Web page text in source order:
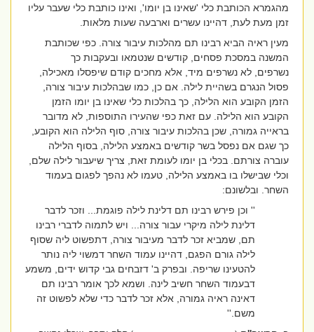
מהגמרא הכותבת כלי 'שאינו בן יומו', ואינו כותבת כלי שעבר עליו
זמן מעת לעת, דהיינו עשרים וארבעה שעות מלאות.
מעין ראיה הביא רבינו תם מהלכות עיבור צורה. כפי שכותבת
המשנה במסכת פסחים, קודשים שנטמאו ובעקבות כך
נשרפים,לא נשרפים מיד, אלא מחכים קודם שיפסלו מאכילה,
פסול הנגרם בשהיית לילה. אם כן, כמו שבהלכות עיבור צורה,
הזמן הקובע הוא הלילה, כך בהלכות כלי שאינו בן יומו הזמן
הקובע הוא הלילה. עם זאת כפי שהעירו התוספות, לא מדובר
בראייה גמורה, שכן בהלכות עיבור צורה, סוף הלילה הוא הקובע,
כך שגם אם נפסל בשר קודשים באמצע הלילה, בסוף הלילה
עוברה צורתם. בכלי בן יומו לעומת זאת, צריך שיעבור לילה שלם,
וכלי שבישלו בו באמצע הלילה, טעמו לא נהפך לפגום בעמוד
השחר. ובלשונם:
וכן פירש רבינו תם דלינת לילה פוגמת... וזכר לדבר
דלינת לילה מיקרי עבור צורה... ויש לתמוה לדברי רבינו
תם, שמביא זכר לדבר מעיבור צורה, דתפשוט ליה שסוף
לילה גורם הפגם, דהיינו עמוד השחר דמשוי ליה נותר
להטעינו שריפה. ובפרק ב' דזבחים גבי קדוש ידים, משמע
דבעמוד השחר חשיב לינה. ושמא לכך אומר רבינו תם
דאינה ראיה גמורה, אלא זכר לדבר כדי שלא לפשוט זה
משם.''